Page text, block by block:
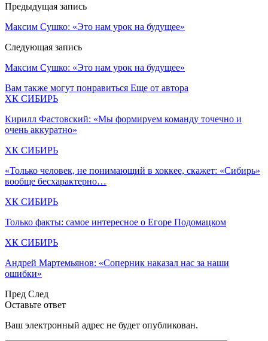
Предыдущая запись
Максим Сушко: «Это нам урок на будущее»
Следующая запись
Максим Сушко: «Это нам урок на будущее»
Вам также могут понравиться Еще от автора
ХК СИБИРЬ
Кирилл Фастовский: «Мы формируем команду точечно и
очень аккуратно»
ХК СИБИРЬ
«Только человек, не понимающий в хоккее, скажет: «Сибирь»
вообще бесхарактерно…
ХК СИБИРЬ
Только факты: самое интересное о Егоре Подомацком
ХК СИБИРЬ
Андрей Мартемьянов: «Соперник наказал нас за наши
ошибки»
Пред След
Оставьте ответ
Ваш электронный адрес не будет опубликован.